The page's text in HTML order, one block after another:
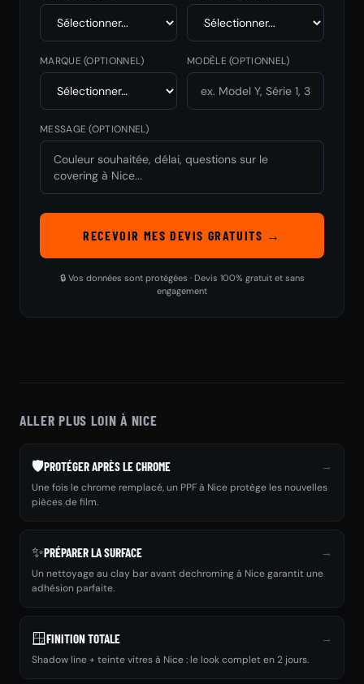
MARQUE(OPTIONNEL) MODÈLE(OPTIONNEL)
MESSAGE (OPTIONNEL)
RECEVOIR MES DEVIS GRATUITS →
🔒 Vos données sont protégées · Devis 100% gratuit et sans
engagement
ALLER PLUS LOIN À NICE
🛡️PROTÉGER APRÈS LE CHROME →
Une fois le chrome remplacé, un PPF à Nice protège les nouvelles
pièces de film.
✨PRÉPARER LA SURFACE →
Un nettoyage au clay bar avant dechroming à Nice garantit une
adhésion parfaite.
🪟FINITION TOTALE →
Shadow line + teinte vitres à Nice : le look complet en 2 jours.